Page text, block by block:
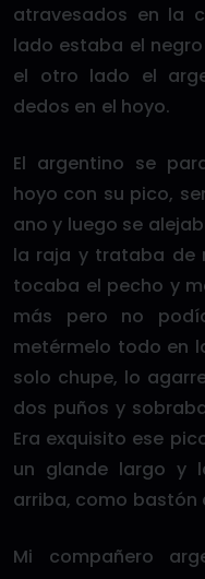
atravesados en la
lado estaba el
el otro lado el
dedos en el hoyo.
El argentino se
hoyo con su pico,
ano y luego se
la raja y trataba de
tocaba el pecho y
más pero no
metérmelo todo en
solo chupe, lo
dos puños y
Era exquisito ese
un glande largo y
arriba, como bastón
Mi compañero